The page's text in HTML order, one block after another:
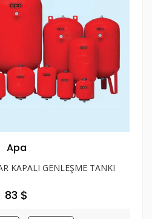
Apa
KAPALI GENLEŞME TANKI
83 $